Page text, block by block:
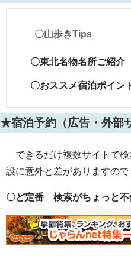
〇山歩きTips
〇東北名物名所ご紹介
〇おススメ宿泊ポイン
★宿泊予約（広告・外部
できるだけ複数サイトで
設に意外と差がありますの
〇ど定番 検索がちょっと不